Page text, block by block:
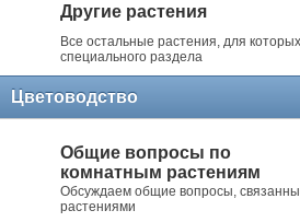
Другие растения
Все остальные растения, для
специального раздела
Цветоводство
Общие вопросы по
комнатным растениям
Обсуждаем общие вопросы,
растениями